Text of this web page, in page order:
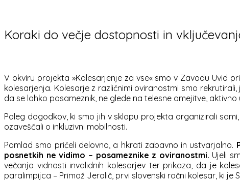
Koraki do večje dostopnosti in
V okviru projekta »Kolesarjenje za vse« smo v Zavodu Uvid
kolesarjenja. Kolesarje z različnimi oviranostmi smo
da se lahko posameznik, ne glede na telesne omejitve,
Poleg dogodkov, ki smo jih v sklopu projekta organizirali
ozaveščali o inkluzivni mobilnosti.
Pomlad smo pričeli delovno, a hkrati zabavno in ustvarjalno.
posnetkih ne vidimo – posameznike z oviranostmi. Ujeli
večanja vidnosti invalidnih kolesarjev ter prikaza, da je
paralimpijca – Primož Jeralič, prvi slovenski ročni kolesar, ki